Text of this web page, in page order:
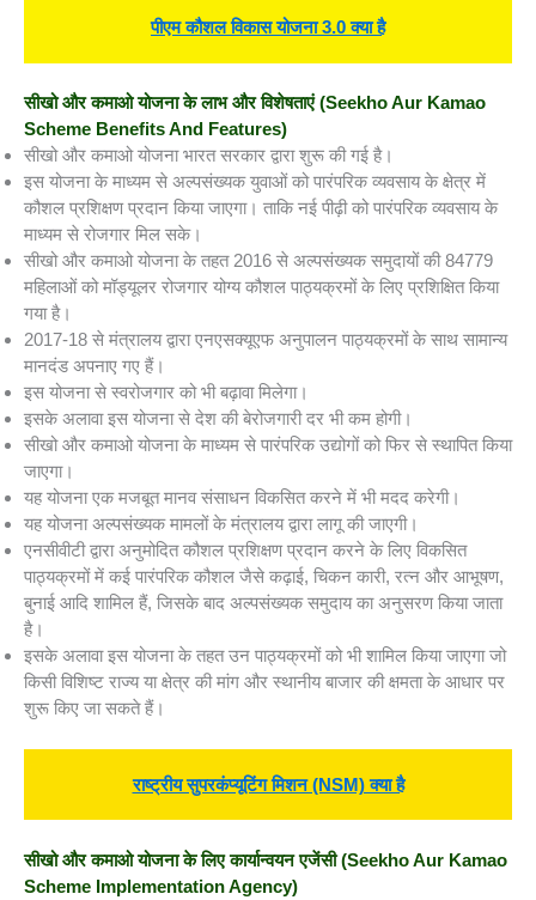
पीएम कौशल विकास योजना 3.0 क्या है
सीखो और कमाओ योजना के लाभ और विशेषताएं(Seekho Aur Kamao
Scheme Benefits And Features)
सीखो और कमाओ योजना भारत सरकार द्वारा शुरू की गई है।
इस योजना के माध्यम से अल्पसंख्यक युवाओं को पारंपरिक व्यवसाय के क्षेत्र में
कौशल प्रशिक्षण प्रदान किया जाएगा। ताकि नई पीढ़ी को पारंपरिक व्यवसाय के
माध्यम से रोजगार मिल सके।
सीखो और कमाओ योजना के तहत 2016 से अल्पसंख्यक समुदायों की 84779
महिलाओं को मॉड्यूलर रोजगार योग्य कौशल पाठ्यक्रमों के लिए प्रशिक्षित किया
गया है।
2017-18 से मंत्रालय द्वारा एनएसक्यूएफ अनुपालन पाठ्यक्रमों के साथ सामान्य
मानदंड अपनाए गए हैं।
इस योजना से स्वरोजगार को भी बढ़ावा मिलेगा।
इसके अलावा इस योजना से देश की बेरोजगारी दर भी कम होगी।
सीखो और कमाओ योजना के माध्यम से पारंपरिक उद्योगों को फिर से स्थापित किया
जाएगा।
यह योजना एक मजबूत मानव संसाधन विकसित करने में भी मदद करेगी।
यह योजना अल्पसंख्यक मामलों के मंत्रालय द्वारा लागू की जाएगी।
एनसीवीटी द्वारा अनुमोदित कौशल प्रशिक्षण प्रदान करने के लिए विकसित
पाठ्यक्रमों में कई पारंपरिक कौशल जैसे कढ़ाई, चिकन कारी, रत्न और आभूषण,
बुनाई आदि शामिल हैं, जिसके बाद अल्पसंख्यक समुदाय का अनुसरण किया जाता
है।
इसके अलावा इस योजना के तहत उन पाठ्यक्रमों को भी शामिल किया जाएगा जो
किसी विशिष्ट राज्य या क्षेत्र की मांग और स्थानीय बाजार की क्षमता के आधार पर
शुरू किए जा सकते हैं।
राष्ट्रीय सुपरकंप्यूटिंग मिशन (NSM) क्या है
सीखो और कमाओ योजना के लिए कार्यान्वयन एजेंसी(Seekho Aur Kamao
Scheme Implementation Agency)